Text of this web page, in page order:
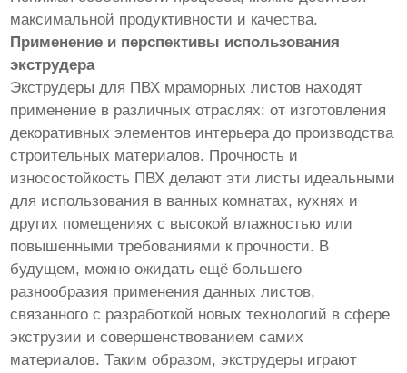
максимальной продуктивности и качества.
Применение и перспективы использования
экструдера
Экструдеры для ПВХ мраморных листов находят
применение в различных отраслях: от изготовления
декоративных элементов интерьера до производства
строительных материалов. Прочность и
износостойкость ПВХ делают эти листы идеальными
для использования в ванных комнатах, кухнях и
других помещениях с высокой влажностью или
повышенными требованиями к прочности. В
будущем, можно ожидать ещё большего
разнообразия применения данных листов,
связанного с разработкой новых технологий в сфере
экструзии и совершенствованием самих
материалов. Таким образом, экструдеры играют